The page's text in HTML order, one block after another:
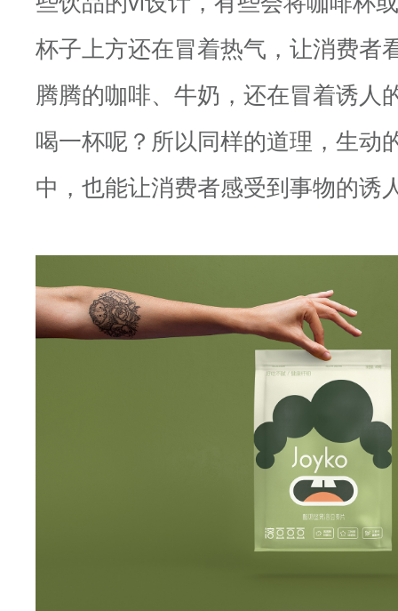
杯子上方还在冒着热气，让消费者
腾腾的咖啡、牛奶，还在冒着诱人
喝一杯呢？所以同样的道理，生动
中，也能让消费者感受到事物的诱